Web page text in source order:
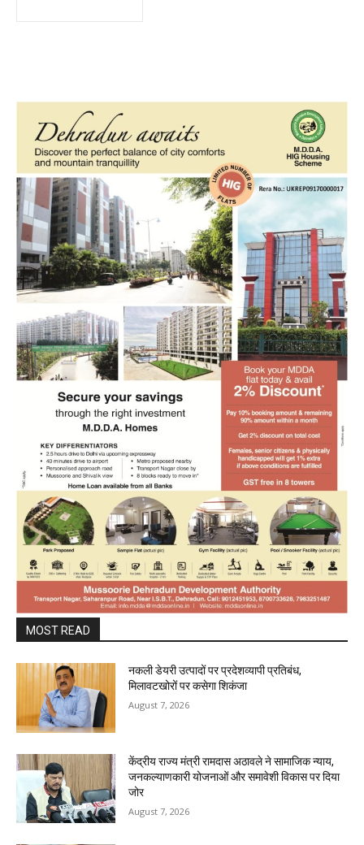
MOST READ
नकली डेयरी उत्पादों पर प्रदेशव्यापी प्रतिबंध,
मिलावटखोरों पर कसेगा शिकंजा
August 7, 2026
केंद्रीय राज्य मंत्री रामदास अठावले ने सामाजिक न्याय,
जनकल्याणकारी योजनाओं और समावेशी विकास पर दिया
जोर
August 7, 2026